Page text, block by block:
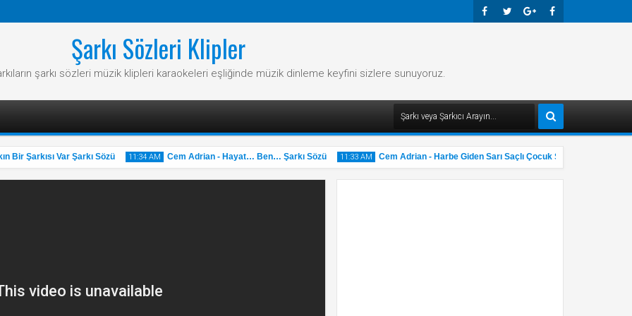
Şarkı Sözleri Klipler
şarkı sözleri müzik klipleri karaokeleri eşliğinde müzik dinleme keyfini sizlere sunuyoruz.
Şarkısı Var Şarkı Sözü 11:34 AM Cem Adrian - Hayat… Ben… Şarkı Sözü 11:33 AM Cem Adrian - Harbe Giden Sarı Saçlı Çocuk Şarkı Sözü